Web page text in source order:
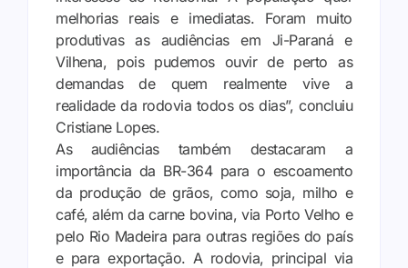
melhorias reais e imediatas. Foram muito
produtivas as audiências em Ji-Paraná e
Vilhena, pois pudemos ouvir de perto as
demandas de quem realmente vive a
realidade da rodovia todos os dias”, concluiu
Cristiane Lopes.
As audiências também destacaram a
importância da BR-364 para o escoamento
da produção de grãos, como soja, milho e
café, além da carne bovina, via Porto Velho e
pelo Rio Madeira para outras regiões do país
e para exportação. A rodovia, principal via